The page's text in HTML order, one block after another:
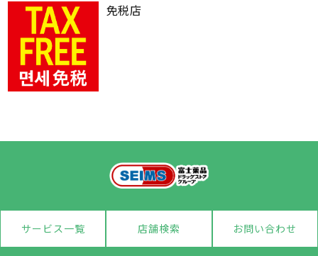
免税店
サービス一覧 店舗検索 お問い合わせ